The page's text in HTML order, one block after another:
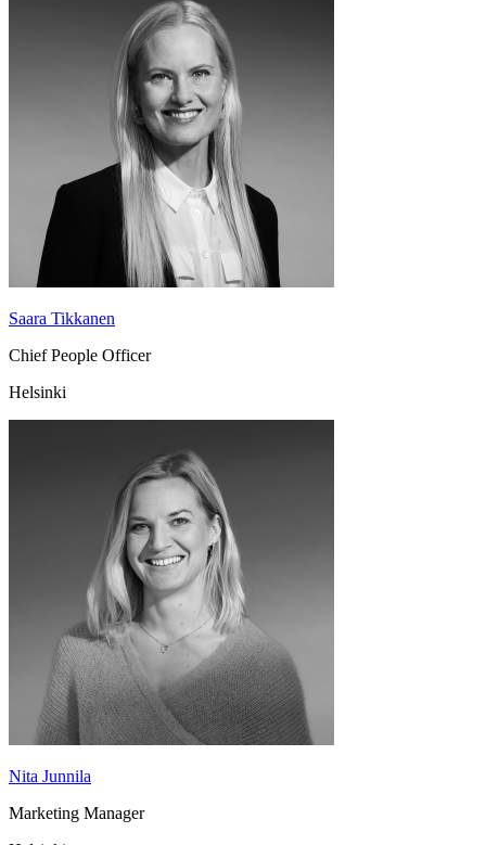
Saara Tikkanen
Chief People Officer
Helsinki
Nita Junnila
Marketing Manager